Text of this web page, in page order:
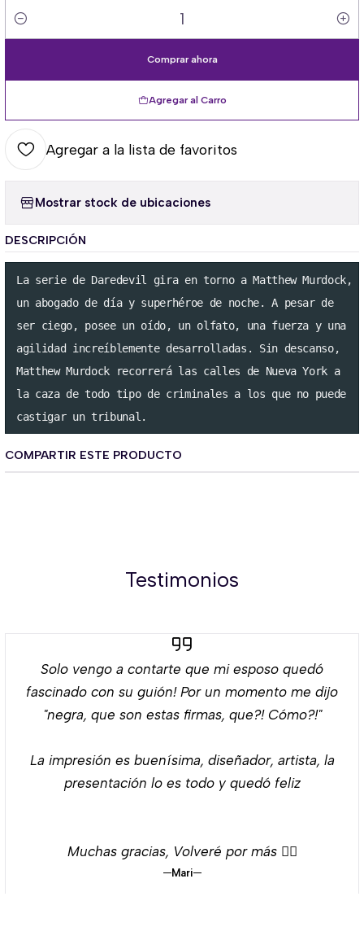
Cantidad
Agregar al Carro
Comprar ahora
Agregar a la lista de favoritos
Mostrar stock de ubicaciones
DESCRIPCIÓN
La serie de Daredevil gira en torno a Matthew Murdock,
un abogado de día y superhéroe de noche. A pesar de
ser ciego, posee un oído, un olfato, una fuerza y una
agilidad increíblemente desarrolladas. Sin descanso,
Matthew Murdock recorrerá las calles de Nueva York a
la caza de todo tipo de criminales a los que no puede
castigar un tribunal.
COMPARTIR ESTE PRODUCTO
Testimonios
Solo vengo a contarte que mi esposo quedó
fascinado con su guión! Por un momento me dijo
"negra, que son estas firmas, que?! Cómo?!"
La impresión es buenísima, diseñador, artista, la
presentación lo es todo y quedó feliz
Muchas gracias, Volveré por más 👌🏻
Mari